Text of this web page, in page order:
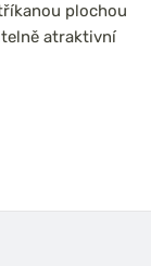
plochou
atraktivní